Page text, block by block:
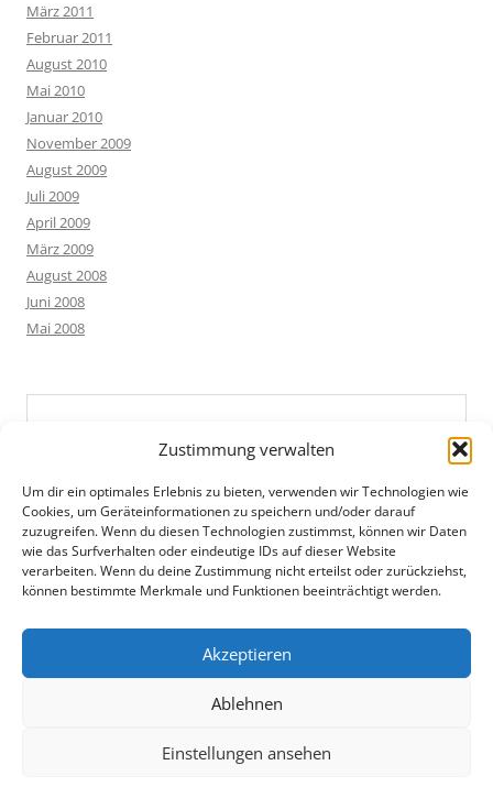
Zustimmung verwalten
Um dir ein optimales Erlebnis zu bieten, verwenden wir Technologien wie
Cookies, um Geräteinformationen zu speichern und/oder darauf
zuzugreifen. Wenn du diesen Technologien zustimmst, können wir Daten
wie das Surfverhalten oder eindeutige IDs auf dieser Website
verarbeiten. Wenn du deine Zustimmung nicht erteilst oder zurückziehst,
können bestimmte Merkmale und Funktionen beeinträchtigt werden.
Akzeptieren
Ablehnen
Einstellungen ansehen
März 2011
Februar 2011
August 2010
Mai 2010
Januar 2010
November 2009
August 2009
Juli 2009
April 2009
März 2009
August 2008
Juni 2008
Mai 2008